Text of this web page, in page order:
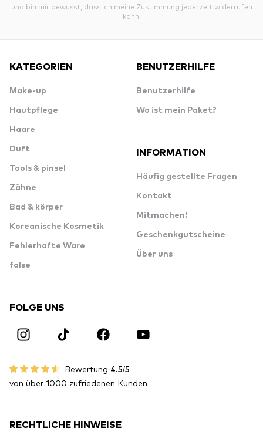
und bin mir bewusst, dass ich meine Zustimmung jederzeit widerrufen
kann.
KATEGORIEN
Make-up
Hautpflege
Haare
Duft
Tools & pinsel
Zähne
Bad & körper
Koreanische Kosmetik
Fehlerhafte Ware
false
BENUTZERHILFE
Benutzerhilfe
Wo ist mein Paket?
INFORMATION
Häufig gestellte Fragen
Kontakt
Mitmachen!
Geschenkgutscheine
Über uns
FOLGE UNS
Bewertung 4.5/5
von über 1000 zufriedenen Kunden
RECHTLICHE HINWEISE